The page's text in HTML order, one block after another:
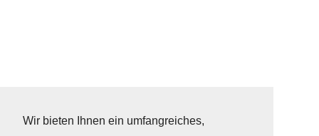
Wir bieten Ihnen ein umfangreiches,